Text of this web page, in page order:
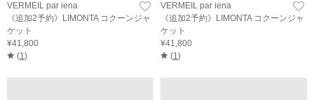
VERMEIL par iena
《追加2予約》LIMONTA コクーンジャ
ケット
¥41,800
(1)
VERMEIL par iena
《追加2予約》LIMONTA コクーンジャ
ケット
¥41,800
(1)